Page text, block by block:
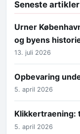
Seneste artikler
Urner
og byens
13. juli 2026
Opbevaring
5. april 2026
Klikkertraening:
5. april 2026